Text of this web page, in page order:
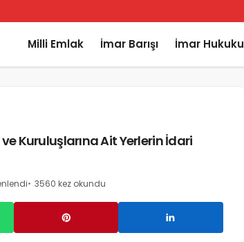
Milli Emlak İmar Barışı İmar Hukuku
Kuruluşlarına Ait Yerlerin İdari
3560 kez okundu